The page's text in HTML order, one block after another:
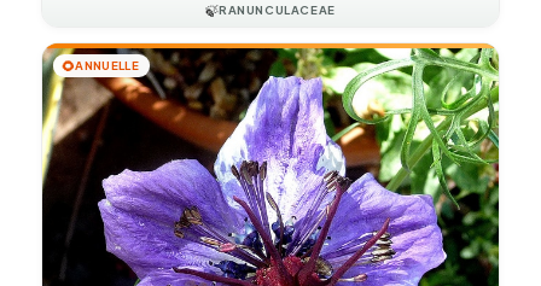
🍃RANUNCULACEAE
🌻ANNUELLE